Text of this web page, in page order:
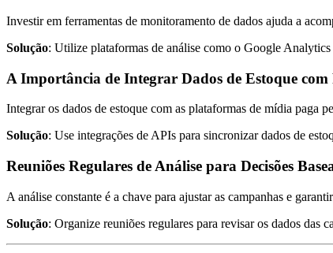
Investir em ferramentas de monitoramento de dados ajuda a
Solução: Utilize plataformas de análise como o Google Analytics
A Importância de Integrar Dados de Estoque
Integrar os dados de estoque com as plataformas de mídia paga
Solução: Use integrações de APIs para sincronizar dados de
Reuniões Regulares de Análise para Decisões
A análise constante é a chave para ajustar as campanhas e
Solução: Organize reuniões regulares para revisar os dados das